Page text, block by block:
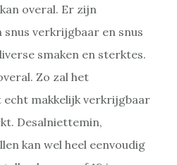
overal. Er zijn
verkrijgbaar en snus
smaken en sterktes.
Zo zal het
makkelijk verkrijgbaar
Desalniettemin,
kan wel heel eenvoudig